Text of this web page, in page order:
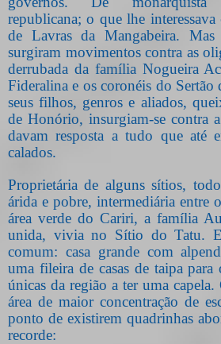
republicana; o que lhe
de Lavras da Mangabeira.
surgiram movimentos contra as
derrubada da família Nogueira
Fideralina e os coronéis do
seus filhos, genros e aliados,
de Honório, insurgiam-se contra
davam resposta a tudo que até
calados.
Proprietária de alguns sítios,
árida e pobre, intermediária entre
área verde do Cariri, a família
unida, vivia no Sítio do Tatu.
comum: casa grande com
uma fileira de casas de taipa para
únicas da região a ter uma
área de maior concentração de
ponto de existirem quadrinhas
recorde: